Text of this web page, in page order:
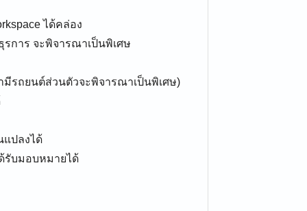
ได้คล่อง
การ จะพิจารณาเป็นพิเศษ
มีรถยนต์ส่วนตัวจะพิจารณาเป็นพิเศษ)
แปลงได้
รับมอบหมายได้